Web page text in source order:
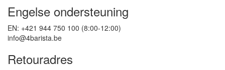
Engelse ondersteuning
EN: +421 944 750 100 (8:00-12:00)
info@4barista.be
Retouradres